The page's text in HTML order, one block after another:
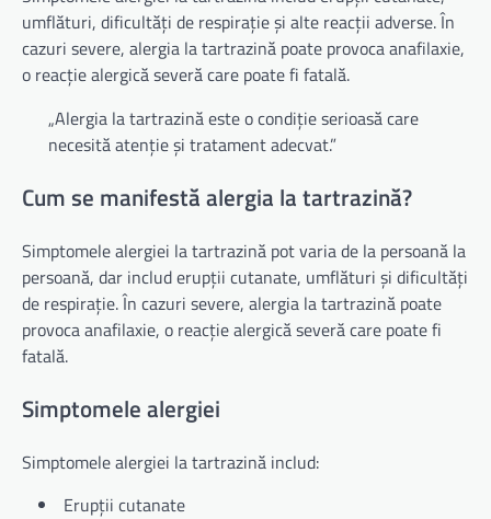
umflături, dificultăți de respirație și alte reacții adverse. În
cazuri severe, alergia la tartrazină poate provoca anafilaxie,
o reacție alergică severă care poate fi fatală.
„Alergia la tartrazină este o condiție serioasă care
necesită atenție și tratament adecvat.”
Cum se manifestă alergia la tartrazină?
Simptomele alergiei la tartrazină pot varia de la persoană la
persoană, dar includ erupții cutanate, umflături și dificultăți
de respirație. În cazuri severe, alergia la tartrazină poate
provoca anafilaxie, o reacție alergică severă care poate fi
fatală.
Simptomele alergiei
Simptomele alergiei la tartrazină includ:
Erupții cutanate